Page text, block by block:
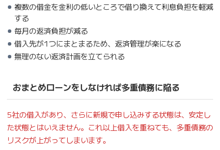
複数の借金を金利の低いところで借り換えて利息負担を軽減
する
毎月の返済負担が減る
借入先が1つにまとまるため、返済管理が楽になる
無理のない返済計画を立てられる
おまとめローンをしなければ多重債務に陥る
5社の借入があり、さらに新規で申し込みする状態は、安定し
た状態とはいえません。これ以上借入を重ねても、多重債務の
リスクが上がってしまいます。